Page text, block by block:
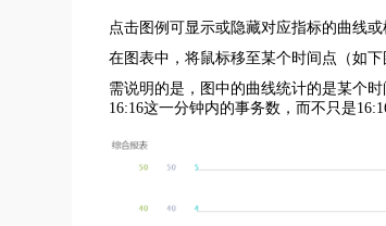
点击图例可显示或隐藏对应指标的曲线
在图表中，将鼠标移至某个时间点（如
需说明的是，图中的曲线统计的是某个
16:16这一分钟内的事务数，而不只是